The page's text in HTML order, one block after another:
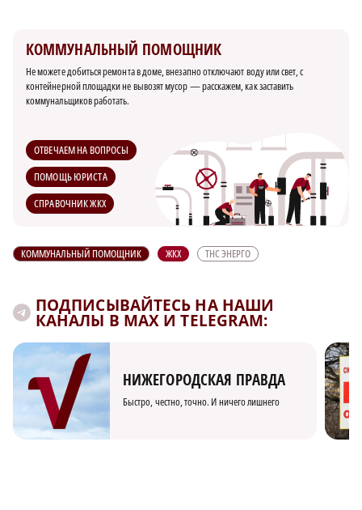
КОММУНАЛЬНЫЙ ПОМОЩНИК
Не можете добиться ремонта в доме, внезапно отключают воду или свет, с
контейнерной площадки не вывозят мусор — расскажем, как заставить
коммунальщиков работать.
ОТВЕЧАЕМ НА ВОПРОСЫ
ПОМОЩЬ ЮРИСТА
СПРАВОЧНИК ЖКХ
КОММУНАЛЬНЫЙ ПОМОЩНИК ЖКХ ТНС ЭНЕРГО
ПОДПИСЫВАЙТЕСЬ НА НАШИ
КАНАЛЫ В MAX И TELEGRAM:
НИЖЕГОРОДСКАЯ ПРАВДА
Быстро, честно, точно. И ничего лишнего